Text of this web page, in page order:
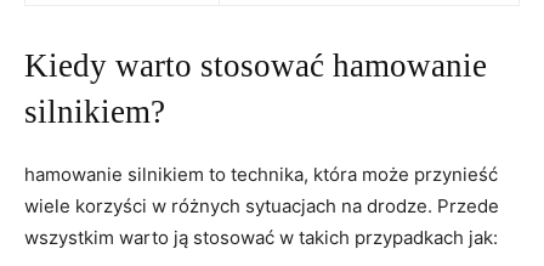
Kiedy warto stosować hamowanie
silnikiem?
hamowanie silnikiem to technika, która może przynieść
wiele korzyści w różnych sytuacjach na drodze. Przede
wszystkim warto ją stosować w takich przypadkach jak: